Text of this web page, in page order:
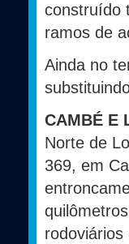
construído
ramos de
Ainda no
CAMBÉ E
Norte de
369, em